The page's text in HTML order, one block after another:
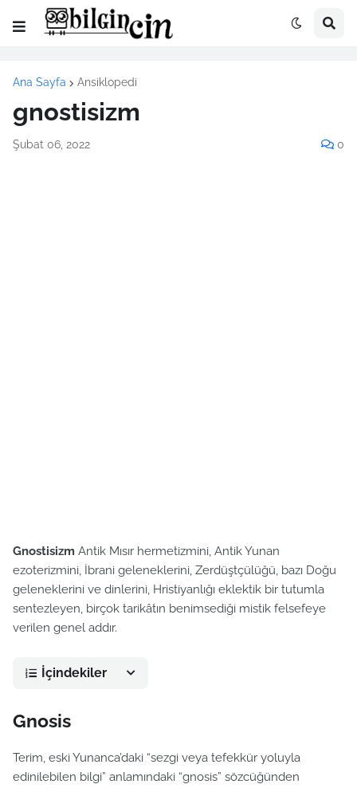
Ana Sayfa Ansiklopedi
gnostisizm
Şubat 06, 2022 0
Gnostisizm Antik Mısır hermetizmini, Antik Yunan
ezoterizmini, İbrani geleneklerini, Zerdüştçülüğü, bazı Doğu
geleneklerini ve dinlerini, Hristiyanlığı eklektik bir tutumla
sentezleyen, birçok tarikâtın benimsediği mistik felsefeye
verilen genel addır.
İçindekiler
Gnosis
Terim, eski Yunanca’daki “sezgi veya tefekkür yoluyla
edinilebilen bilgi” anlamındaki “gnosis” sözcüğünden